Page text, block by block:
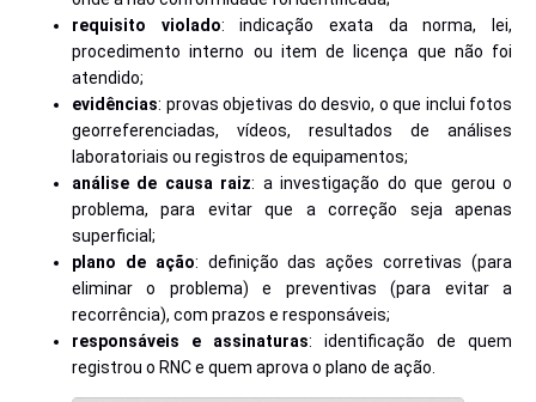
requisito violado: indicação exata da norma, lei,
procedimento interno ou item de licença que não foi
atendido;
evidências: provas objetivas do desvio, o que inclui fotos
georreferenciadas, vídeos, resultados de análises
laboratoriais ou registros de equipamentos;
análise de causa raiz: a investigação do que gerou o
problema, para evitar que a correção seja apenas
superficial;
plano de ação: definição das ações corretivas (para
eliminar o problema) e preventivas (para evitar a
recorrência), com prazos e responsáveis;
responsáveis e assinaturas: identificação de quem
registrou o RNC e quem aprova o plano de ação.